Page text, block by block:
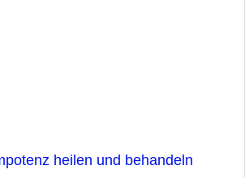
heilen und behandeln